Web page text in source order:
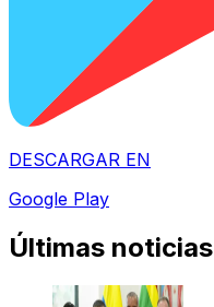
DESCARGAR EN
Google Play
Últimas noticias